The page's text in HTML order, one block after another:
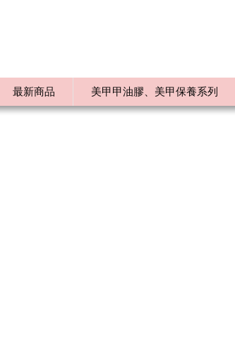
最新商品 美甲甲油膠、美甲保養系列